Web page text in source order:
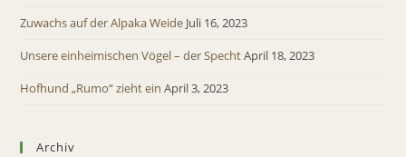
Zuwachs auf der Alpaka Weide Juli 16, 2023
Unsere einheimischen Vögel – der SpechtApril 18, 2023
Hofhund „Rumo“ zieht ein April 3, 2023
Archiv